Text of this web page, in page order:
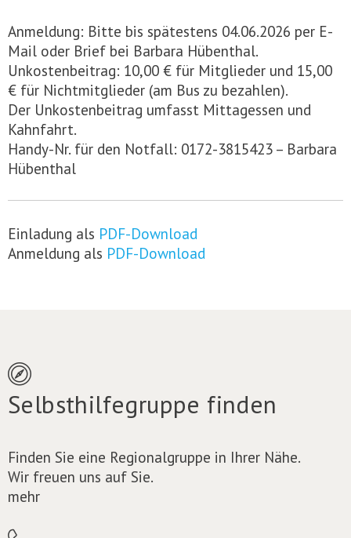
Anmeldung: Bitte bis spätestens 04.06.2026 per E-
Mail oder Brief bei Barbara Hübenthal.
Unkostenbeitrag: 10,00 € für Mitglieder und 15,00
€ für Nichtmitglieder (am Bus zu bezahlen).
Der Unkostenbeitrag umfasst Mittagessen und
Kahnfahrt.
Handy-Nr. für den Notfall: 0172-3815423 – Barbara
Hübenthal
Einladung als PDF-Download
Anmeldung als PDF-Download
Selbsthilfegruppe finden
Finden Sie eine Regionalgruppe in Ihrer Nähe.
Wir freuen uns auf Sie.
mehr